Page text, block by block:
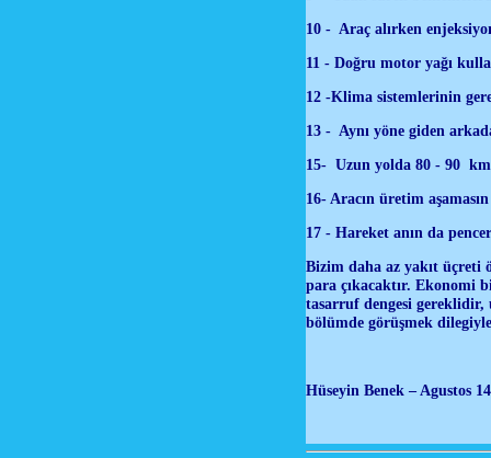
10 - Araç alırken
11 - Doğru motor yağı
12 -Klima sistemlerinin
13 - Aynı yöne giden
15- Uzun yolda 80 - 90
16- Aracın üretim
17 - Hareket anın da
Bizim daha az yakıt üçreti
para çıkacaktır. Ekonomi
tasarruf dengesi gereklidir,
bölümde görüşmek
Hüseyin Benek – Agustos